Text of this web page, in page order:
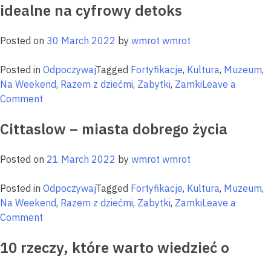
idealne na cyfrowy detoks
Posted on 30 March 2022 by wmrot wmrot
Posted in OdpoczywajTagged Fortyfikacje, Kultura, Muzeum,
Na Weekend, Razem z dziećmi, Zabytki, ZamkiLeave a
Comment
zasięgiem
poznaj
idealne
na
Cittaslow – miasta dobrego życia
Posted on 21 March 2022 by wmrot wmrot
Posted in OdpoczywajTagged Fortyfikacje, Kultura, Muzeum,
Na Weekend, Razem z dziećmi, Zabytki, ZamkiLeave a
Comment
–
10 rzeczy, które warto wiedzieć o